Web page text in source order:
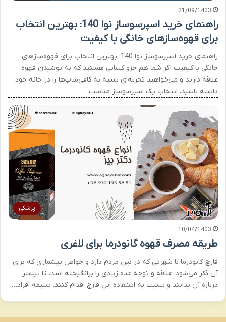
21/09/1403
راهنمای خرید اسپرسوساز نوا 140: بهترین انتخاب
برای قهوه‌سازهای خانگی با کیفیت
راهنمای خرید اسپرسوساز نوا 140: بهترین انتخاب برای قهوه‌سازهای
خانگی با کیفیت اگر شما هم جزو کسانی هستید که به نوشیدن قهوه
علاقه دارید و می‌خواهید تجربه‌ای شبیه به کافی‌شاپ‌ها را در خانه خود
داشته باشید، انتخاب یک اسپرسوساز مناسب…
پزشکی
10/04/1403
طریقه مصرف قهوه گانودرما برای لاغری
قارچ گانودرما با شهرتی که در بین مردم دارد و خواص بیشماری که برای
آن ذکر می‌شود، علاقه و توجه عده زیادی را برانگیخته است تا بیشتر
درباره آن بدانند و نسبت به استفاده این قارچ اقدام کنند. سلیقه افراد…